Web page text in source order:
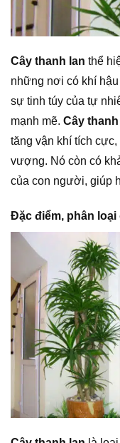
Cây thanh lan thể
những nơi có khí
sự tinh túy của tự
mạnh mẽ. Cây thanh
tăng vận khí tích cực,
vượng. Nó còn có
của con người, giúp
Đặc điểm, phân loại